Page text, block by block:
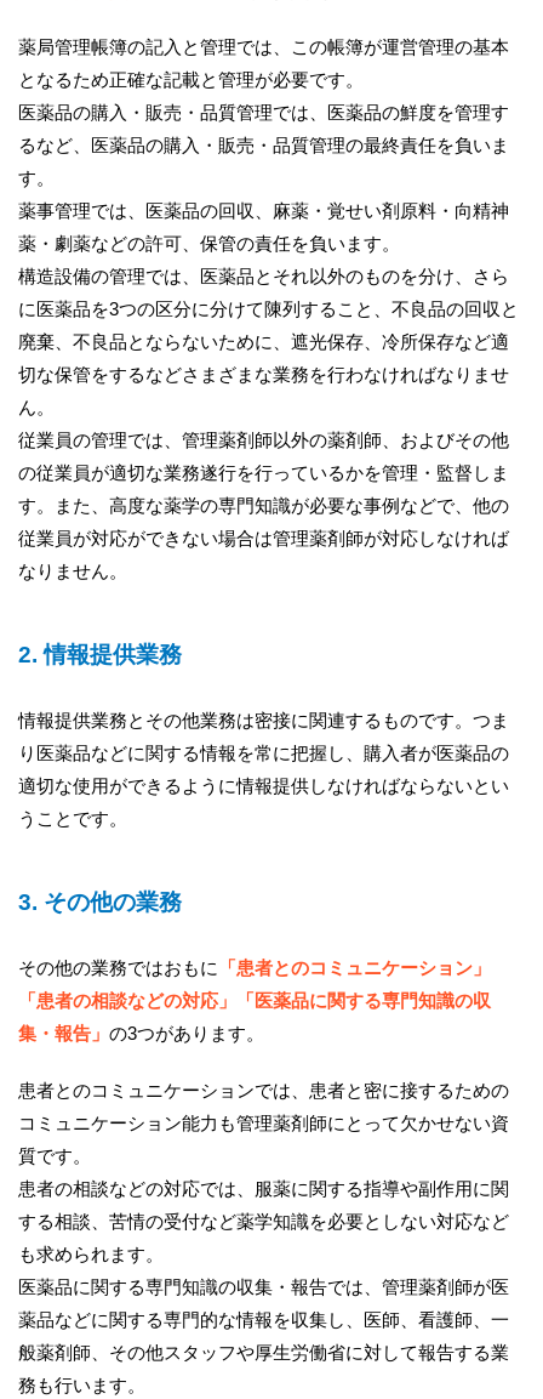
薬局管理帳簿の記入と管理では、この帳簿が運営管理の基本
となるため正確な記載と管理が必要です。
医薬品の購入・販売・品質管理では、医薬品の鮮度を管理す
るなど、医薬品の購入・販売・品質管理の最終責任を負いま
す。
薬事管理では、医薬品の回収、麻薬・覚せい剤原料・向精神
薬・劇薬などの許可、保管の責任を負います。
構造設備の管理では、医薬品とそれ以外のものを分け、さら
に医薬品を3つの区分に分けて陳列すること、不良品の回収と
廃棄、不良品とならないために、遮光保存、冷所保存など適
切な保管をするなどさまざまな業務を行わなければなりませ
ん。
従業員の管理では、管理薬剤師以外の薬剤師、およびその他
の従業員が適切な業務遂行を行っているかを管理・監督しま
す。また、高度な薬学の専門知識が必要な事例などで、他の
従業員が対応ができない場合は管理薬剤師が対応しなければ
なりません。
2. 情報提供業務
情報提供業務とその他業務は密接に関連するものです。つま
り医薬品などに関する情報を常に把握し、購入者が医薬品の
適切な使用ができるように情報提供しなければならないとい
うことです。
3. その他の業務
その他の業務ではおもに
「患者とのコミュニケーション」
「患者の相談などの対応」「医薬品に関する専門知識の収
集・報告」 の3つがあります。
患者とのコミュニケーションでは、患者と密に接するための
コミュニケーション能力も管理薬剤師にとって欠かせない資
質です。
患者の相談などの対応では、服薬に関する指導や副作用に関
する相談、苦情の受付など薬学知識を必要としない対応など
も求められます。
医薬品に関する専門知識の収集・報告では、管理薬剤師が医
薬品などに関する専門的な情報を収集し、医師、看護師、一
般薬剤師、その他スタッフや厚生労働省に対して報告する業
務も行います。